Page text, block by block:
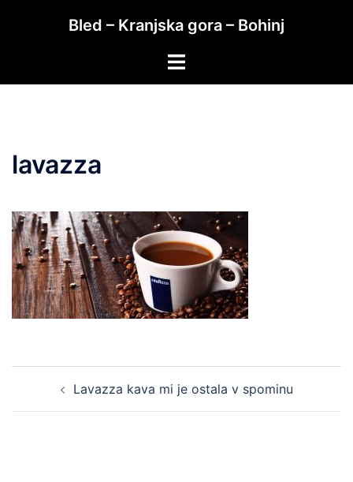
Bled – Kranjska gora – Bohinj
Toggle
lavazza
navigationLavazza kava mi je ostala v spominu